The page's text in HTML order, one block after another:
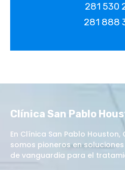
281 530
281 888
Clínica San Pablo
En Clínica San Pablo
somos pioneros en
de vanguardia para el